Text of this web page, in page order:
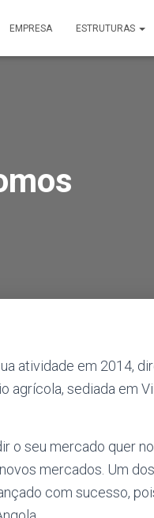
EMPRESA ESTRUTURAS
atividade em 2014,
sediada em
o seu mercado quer
mercados. Um
com sucesso,